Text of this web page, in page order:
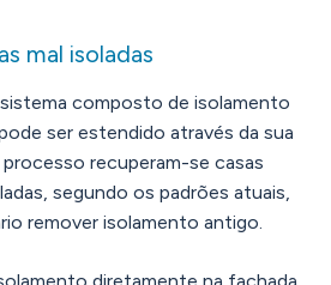
mal isoladas
composto de isolamento
ser estendido através da sua
recuperam-se casas
segundo os padrões atuais,
remover isolamento antigo.